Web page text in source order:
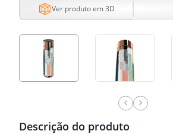
Ver produto em 3D
Descrição do produto